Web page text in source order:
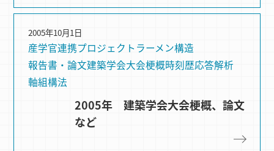
産学官連携プロジェクト ラーメン構造
報告書・論文建築学会大会梗概時刻歴応答解析
軸組構法
2005年10月1日
2005年 建築学会大会梗概、論文
など